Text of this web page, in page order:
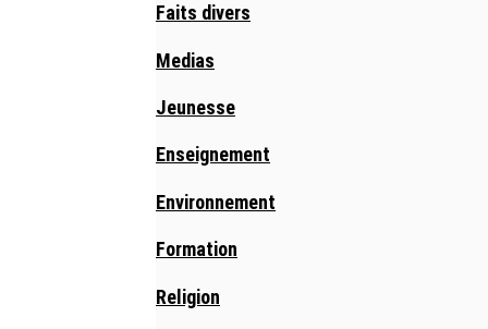
Faits divers
Medias
Jeunesse
Enseignement
Environnement
Formation
Religion